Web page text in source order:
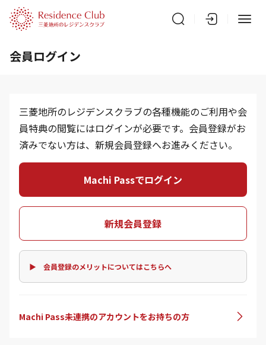
会員ログイン
三菱地所のレジデンスクラブの各種機能のご利用や会
員特典の閲覧にはログインが必要です。会員登録がお
済みでない方は、新規会員登録へお進みください。
Machi Passでログイン
新規会員登録
▶ 会員登録のメリットについてはこちらへ
Machi Pass未連携のアカウントをお持ちの方